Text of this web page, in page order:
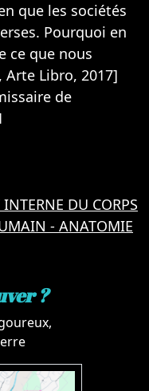
que les sociétés
Pourquoi en
ce que nous
Arte Libro, 2017]
de
DU CORPS
- ANATOMIE
?